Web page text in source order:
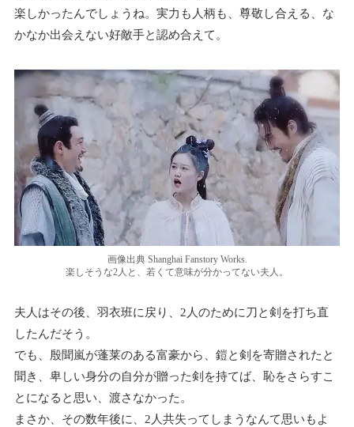
楽しかったんでしょうね。実力も人柄も、尊敬し合える、な
かなか出会えない好敵手と認め合えて。
画像出典 Shanghai Fanstory Works.
楽しそうな2人と、若くて意味が分かってない夫人。
夫人はその後、羽衣班に戻り、2人のために刀と剣を打ち直
したんだそう。
でも、殷聞嵐が蓬莱のある富豪から、鎧と剣を寄贈されたと
聞き、卑しい身分の自分が贈った剣を持てば、恥をさらすこ
とになると思い、渡さなかった。
まさか、その数年後に、2人共失ってしまうなんて思いもよ